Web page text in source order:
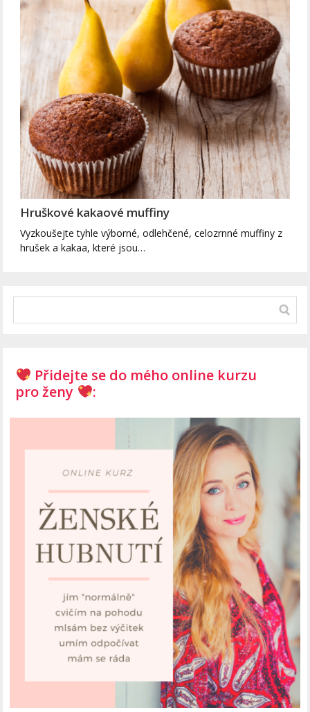
Hruškové kakaové muffiny
Vyzkoušejte tyhle výborné, odlehčené, celozrnné muffiny z
hrušek a kakaa, které jsou…
Přidejte se do mého online kurzu
pro ženy
: